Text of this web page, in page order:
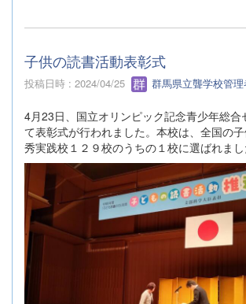
子供の読書活動表彰式
投稿日時 : 2024/04/25 群馬県立聾学校管
4月23日、国立オリンピック記念青少年総合
て表彰式が行われました。本校は、全国の
秀実践校１２９校のうちの１校に選ばれまし